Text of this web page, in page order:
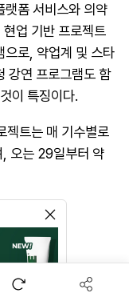
랫폼 서비스와 의약
업 기반 프로젝트
으로, 약업계 및 스타
강연 프로그램도 함
이 특징이다.
젝트는 매 기수별로
오는 29일부터 약